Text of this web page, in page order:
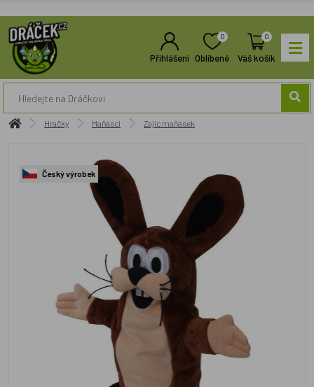
Přihlášení
0
Oblíbené
0
Váš košík
Hračky Maňásci Zajíc maňásek
Český výrobek